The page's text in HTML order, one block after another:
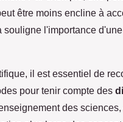
être moins encline à
souligne l'importance
il est essentiel de
pour tenir compte des
des